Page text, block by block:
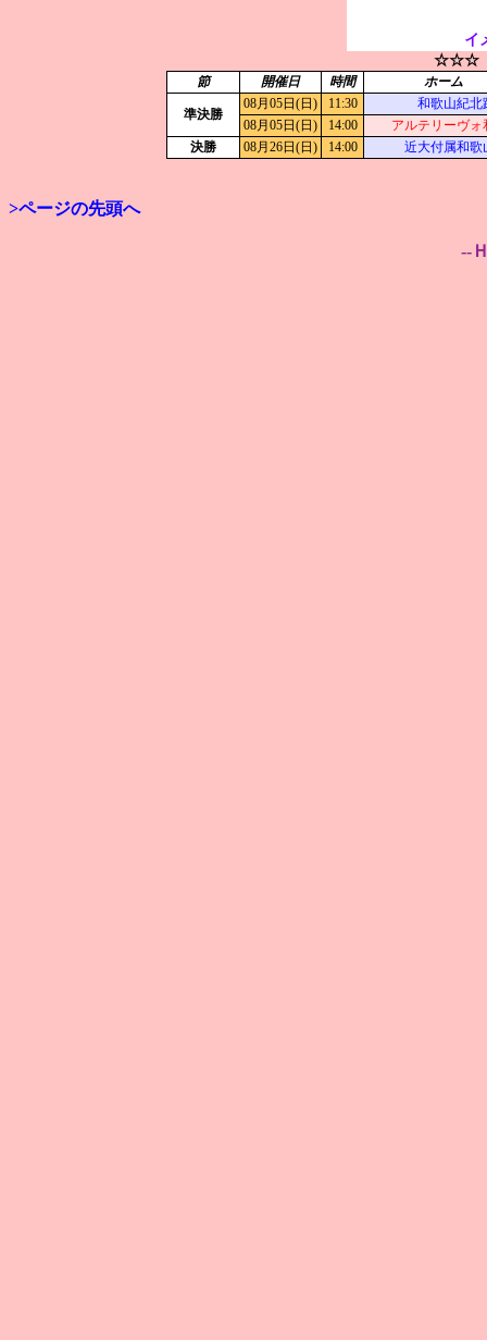
イ
☆☆☆
節 開催日 時間 ホーム
準決勝
08月05日(日) 11:30
和歌山紀北
08月05日(日)
14:00
アルテリーヴォ
決勝
08月26日(日) 14:00 近大付属和歌
>ページの先頭へ
--